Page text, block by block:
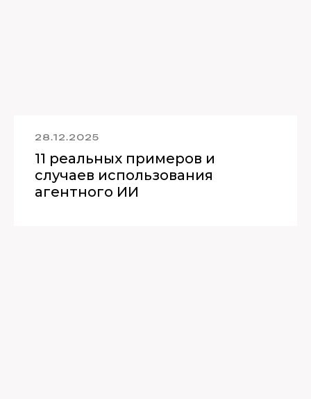
28.12.2025
11 реальных примеров и
случаев использования
агентного ИИ